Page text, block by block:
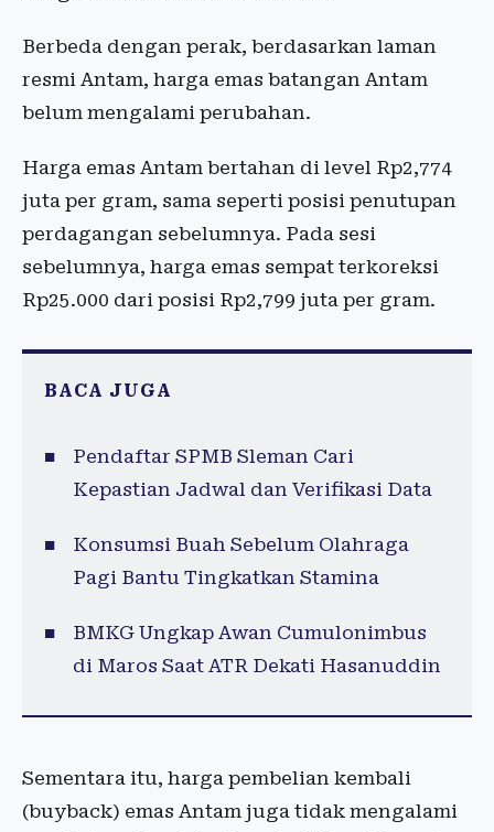
Berbeda dengan perak, berdasarkan laman
resmi Antam, harga emas batangan Antam
belum mengalami perubahan.
Harga emas Antam bertahan di level Rp2,774
juta per gram, sama seperti posisi penutupan
perdagangan sebelumnya. Pada sesi
sebelumnya, harga emas sempat terkoreksi
Rp25.000 dari posisi Rp2,799 juta per gram.
BACA JUGA
Pendaftar SPMB Sleman Cari
Kepastian Jadwal dan Verifikasi Data
Konsumsi Buah Sebelum Olahraga
Pagi Bantu Tingkatkan Stamina
BMKG Ungkap Awan Cumulonimbus
di Maros Saat ATR Dekati Hasanuddin
Sementara itu, harga pembelian kembali
(buyback) emas Antam juga tidak mengalami